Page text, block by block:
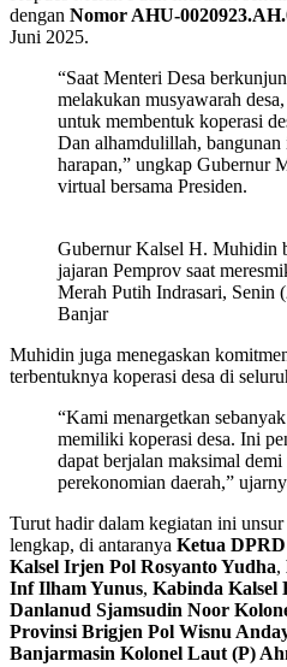
dengan Nomor AHU-
Juni 2025.
“Saat Menteri Desa
melakukan musyawarah
untuk membentuk koperasi
Dan alhamdulillah, bangunan
harapan,” ungkap Gubernur
virtual bersama Presiden.
Gubernur Kalsel H. Muhidin
jajaran Pemprov saat
Merah Putih Indrasari, Senin
Banjar
Muhidin juga menegaskan
terbentuknya koperasi desa di
“Kami menargetkan sebanyak
memiliki koperasi desa. Ini
dapat berjalan maksimal
perekonomian daerah,”
Turut hadir dalam kegiatan ini
lengkap, di antaranya Ketua
Kalsel Irjen Pol Rosyanto Yudha,
Inf Ilham Yunus, Kabinda Kalsel
Danlanud Sjamsudin Noor
Provinsi Brigjen Pol Wisnu
Banjarmasin Kolonel Laut (P)